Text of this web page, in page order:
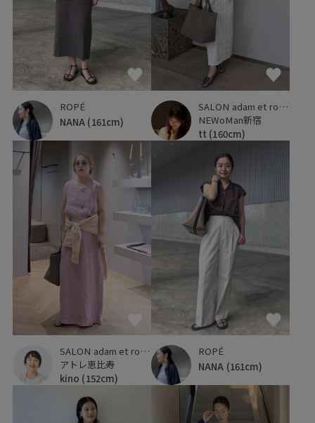
ROPÉ
NANA (161cm)
SALON adam et ropé
NEWoMan新宿
tt (160cm)
SALON adam et ropé
アトレ恵比寿
kino (152cm)
ROPÉ
NANA (161cm)